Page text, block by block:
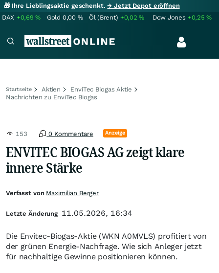
🎁 Ihre Lieblingsaktie geschenkt.→ Jetzt Depot eröffnen
DAX +0,69% Gold 0,00 % Öl (Brent) +0,02% Dow Jones +0,25%
Startseite Aktien
EnviTec Biogas Aktie
Nachrichten zu EnviTec Biogas
153 0 Kommentare Anzeige
ENVITEC BIOGAS AG zeigt klare
innere Stärke
Die Envitec-Biogas-Aktie (WKN A0MVLS) profitiert von
der grünen Energie-Nachfrage. Wie sich Anleger jetzt
für nachhaltige Gewinne positionieren können.
Verfasst von Maximilian Berger
Letzte Änderung 11.05.2026, 16:34